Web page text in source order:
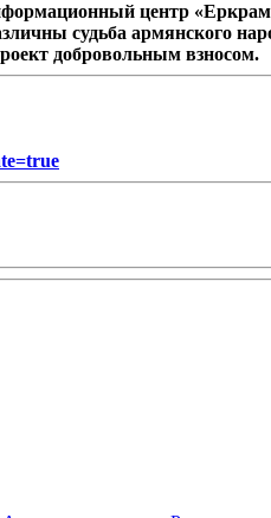
центр
судьба армянского
добровольным взносом.